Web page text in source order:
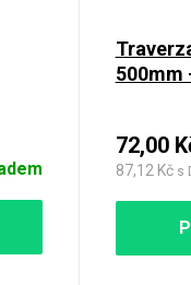
500mm
72,00
87,12 Kč s